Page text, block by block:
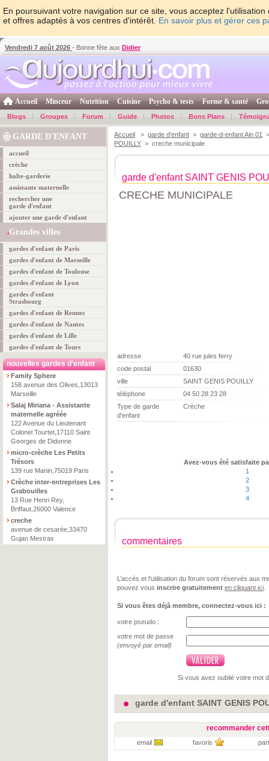
En poursuivant votre navigation sur ce site, vous acceptez
et offres adaptés à vos centres d'intérêt. En savoir plus et gérer ces
Vendredi 7 août 2026 - Bonne fête aux Didier
Accueil Minceur Nutrition Cuisine Psycho & tests Forme & santé
Blogs Groupes Forum Guide Photos Bons Plans
GARDE D'ENFANT
accueil
crèche
halte-garderie
assistante maternelle
rechercher une
garde d'enfant
ajouter une garde d'enfant
Grandes villes
gardes d'enfant de Paris
gardes d'enfant de Marseille
gardes d'enfant de Toulouse
gardes d'enfant de Lyon
gardes d'enfant
Strasbourg
gardes d'enfant de Rennes
gardes d'enfant de Nantes
gardes d'enfant de Lille
gardes d'enfant de Tours
nouvelles gardes d'enfant
Family Sphere
158 avenue des Olives,13013
Marseille
Salaj Miriana - Assistante
maternelle agréée
122 Avenue du Lieutenant
Colonel Tourtet,17110 Saint
Georges de Didonne
micro-crèche Les Petits
Trésors
139 rue Manin,75019 Paris
Crèche inter-entreprises Les
Grabouilles
13 Rue Henri Rey,
Briffaut,26000 Valence
creche
avenue de cesarée,33470
Gujan Mestras
Accueil > garde d'enfant > garde-d-enfant Ain 01
POUILLY > creche municipale
garde d'enfant SAINT GENIS
CRECHE MUNICIPALE
adresse
40 rue jules ferry
code postal
01630
ville
SAINT GENIS POUILLY
téléphone
04 50 28 23 28
Type de garde
d'enfant
Crèche
Avez-vous été satisfaite
1
2
3
4
commentaires
L’accès et l’utilisation du forum sont réservés aux
pouvez vous inscrire gratuitement en cliquant ici
Si vous êtes déjà membre, connectez-vous ici :
votre pseudo :
votre mot de passe
(envoyé par email)
Si vous avez oublié votre mot
garde d'enfant SAINT GENIS
recommander
email favoris